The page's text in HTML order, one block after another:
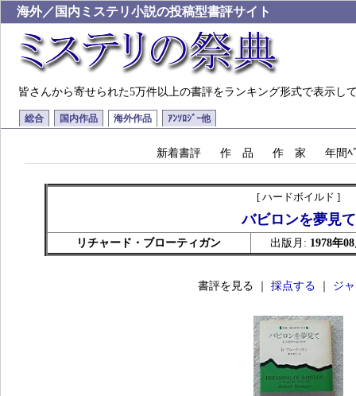
海外／国内ミステリ小説の投稿型書評サイト
皆さんから寄せられた5万件以上の書評をランキング形式で表示し
総合 国内作品 海外作品 ｱﾝｿﾛｼﾞｰ他
新着書評 作 品 作 家 年間ﾍ
[ ハードボイルド ]
バビロンを夢見て
リチャード・ブローティガン 出版月: 1978年
書評を見る ｜ 採点する ジ